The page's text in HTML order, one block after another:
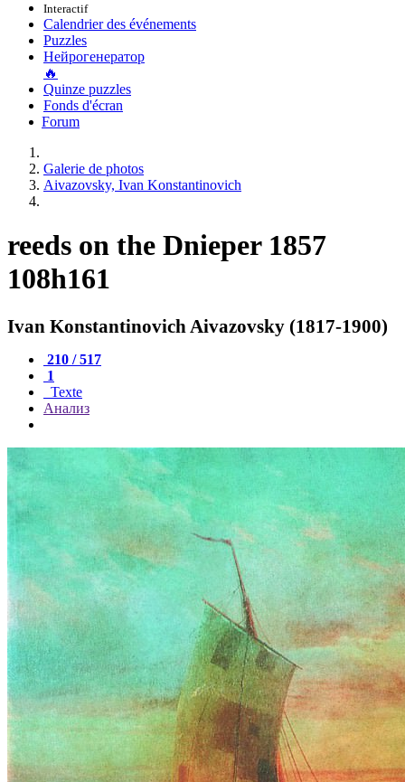
Interactif
Calendrier des événements
Puzzles
Нейрогенератор
🔥
Quinze puzzles
Fonds d'écran
Forum
Galerie de photos
Aivazovsky, Ivan Konstantinovich
reeds on the Dnieper 1857
108h161
Ivan Konstantinovich Aivazovsky (1817-1900)
210 / 517
1
Texte
Анализ